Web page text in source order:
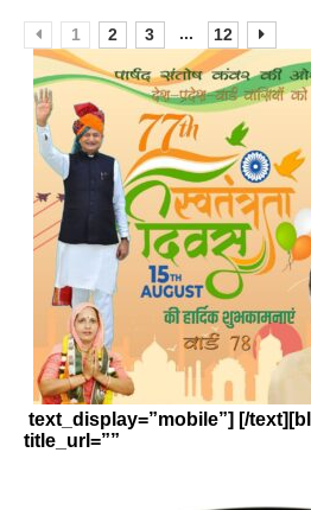
1 2 3 ... 12
text_display=”mobile”] [/
title_url=””